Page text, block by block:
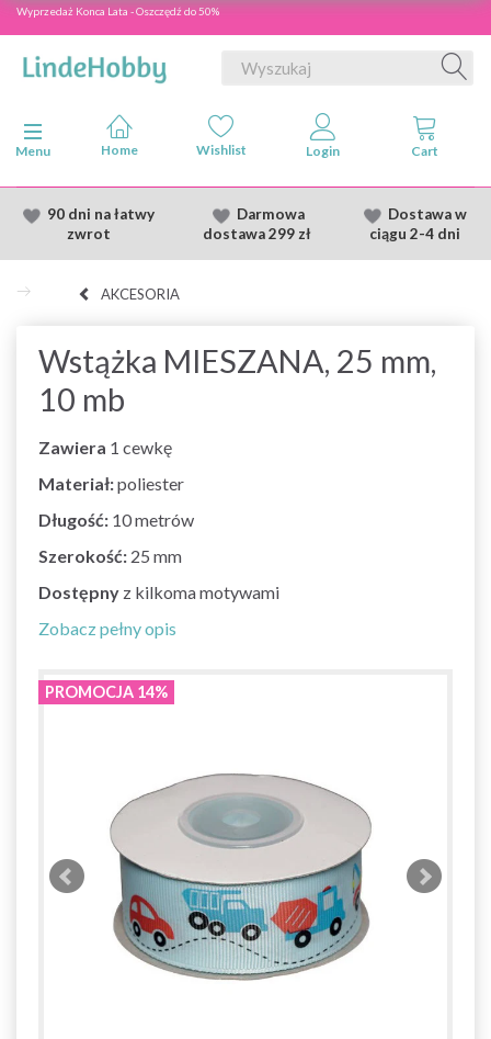
Wyprzedaż Konca Lata - Oszczędź do 50%
Przełącz nawigację
Menu
90 dni na łatwy
zwrot
Darmowa
dostawa299 zł
Dostawaw
ciągu 2-4 dni
AKCESORIA
Wstążka MIESZANA, 25 mm,
10 mb
Zawiera 1 cewkę
Materiał:poliester
Długość: 10 metrów
Szerokość: 25 mm
Dostępny z kilkoma motywami
Zobacz pełny opis
PROMOCJA 14%